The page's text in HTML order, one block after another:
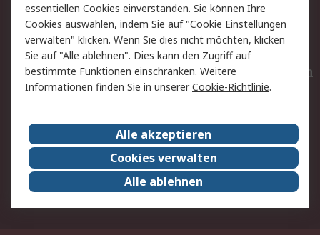
AGB
Datenschutz
Cookie-Richtlinie
Zahlungsbedingungen
Copyright/Impressum
Entsorgung
Elektrogeräte/Batterien
RS weltweit
Karriere bei RS
Nachhaltigkeit
Qualität/Umwelt/ZertifikatePresse-Center
Event-Center
essentiellen Cookies einverstanden. Sie können Ihre
Cookies auswählen, indem Sie auf "Cookie Einstellungen
verwalten" klicken. Wenn Sie dies nicht möchten, klicken
Sie auf "Alle ablehnen". Dies kann den Zugriff auf
bestimmte Funktionen einschränken. Weitere
Informationen finden Sie in unsererCookie-Richtlinie.
Alle akzeptieren
Cookies verwalten
Alle ablehnen